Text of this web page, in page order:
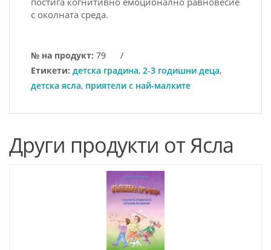
c околната cpeда.
№ на продукт: 79
/
Етикети: детска градина, 2-3 годишни деца,
детска ясла, приятели с най-малките
Други продукти от Ясла